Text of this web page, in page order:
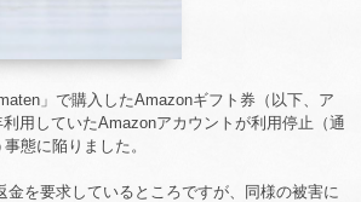
」で購入したAmazonギフト券（以下、ア
用していたAmazonアカウントが利用停止（通
態に陥りました。
金を要求しているところですが、同様の被害に